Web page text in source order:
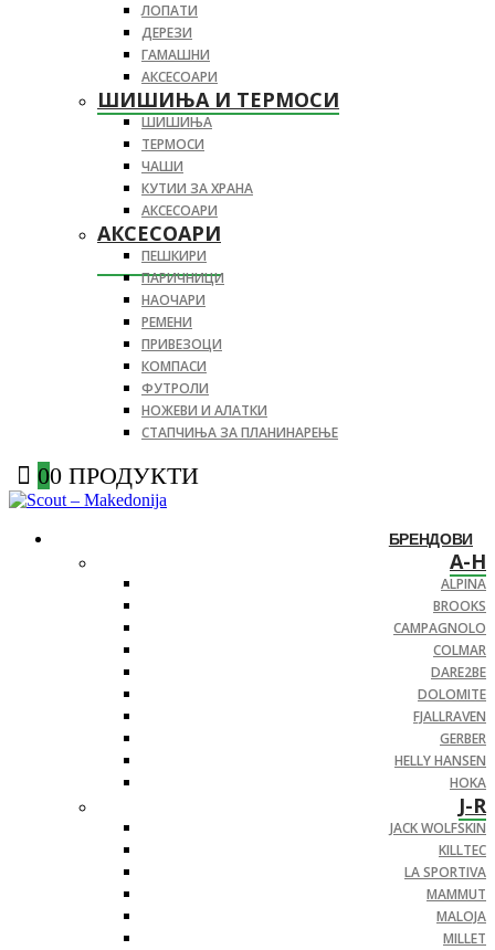
ЛОПАТИ
ДЕРЕЗИ
ГАМАШНИ
АКСЕСОАРИ
ШИШИЊА И ТЕРМОСИ
ШИШИЊА
ТЕРМОСИ
ЧАШИ
КУТИИ ЗА ХРАНА
АКСЕСОАРИ
АКСЕСОАРИ
ПЕШКИРИ
ПАРИЧНИЦИ
НАОЧАРИ
РЕМЕНИ
ПРИВЕЗОЦИ
КОМПАСИ
ФУТРОЛИ
НОЖЕВИ И АЛАТКИ
СТАПЧИЊА ЗА ПЛАНИНАРЕЊЕ
00 ПРОДУКТИ
БРЕНДОВИ
A-H
ALPINA
BROOKS
CAMPAGNOLO
COLMAR
DARE2BE
DOLOMITE
FJALLRAVEN
GERBER
HELLY HANSEN
HOKA
J-R
JACK WOLFSKIN
KILLTEC
LA SPORTIVA
MAMMUT
MALOJA
MILLET